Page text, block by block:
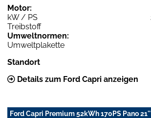
Motor:
kW / PS
Treibstoff
Umweltnormen:
Umweltplakette
Standort
Details zum Ford Capri anzeigen
Ford Capri Premium 52kWh 170PS Pano